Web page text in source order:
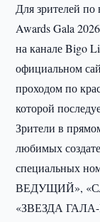
Для зрителей
Awards Gala
на канале Bigo
официальном
проходом по
которой
Зрители в
любимых
специальных
ВЕДУЩИЙ»,
«ЗВЕЗДА